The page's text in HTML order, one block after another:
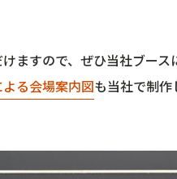
ますので、ぜひ当社ブース
る会場案内図も当社で制